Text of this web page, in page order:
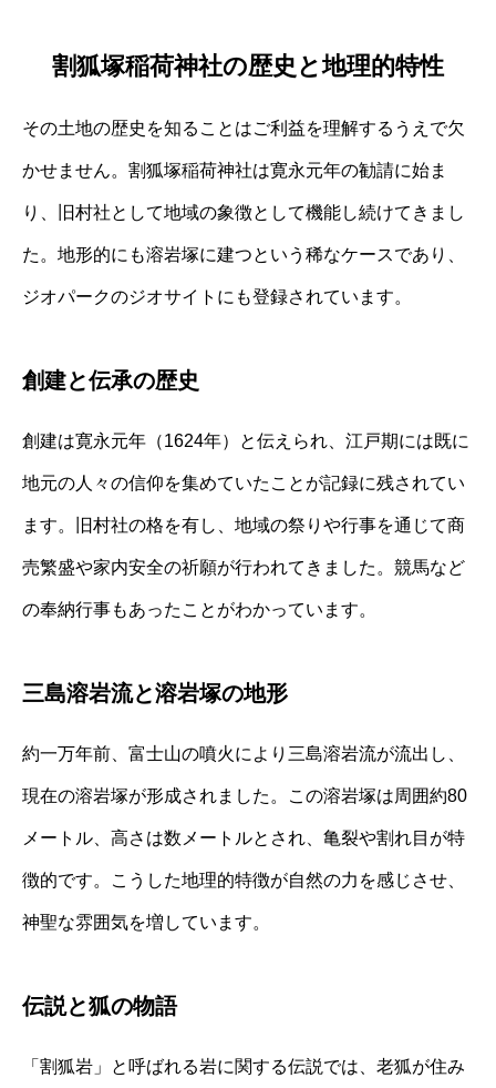
割狐塚稲荷神社の歴史と地理的特性
その土地の歴史を知ることはご利益を理解するうえで欠
かせません。割狐塚稲荷神社は寛永元年の勧請に始ま
り、旧村社として地域の象徴として機能し続けてきまし
た。地形的にも溶岩塚に建つという稀なケースであり、
ジオパークのジオサイトにも登録されています。
創建と伝承の歴史
創建は寛永元年（1624年）と伝えられ、江戸期には既に
地元の人々の信仰を集めていたことが記録に残されてい
ます。旧村社の格を有し、地域の祭りや行事を通じて商
売繁盛や家内安全の祈願が行われてきました。競馬など
の奉納行事もあったことがわかっています。
三島溶岩流と溶岩塚の地形
約一万年前、富士山の噴火により三島溶岩流が流出し、
現在の溶岩塚が形成されました。この溶岩塚は周囲約80
メートル、高さは数メートルとされ、亀裂や割れ目が特
徴的です。こうした地理的特徴が自然の力を感じさせ、
神聖な雰囲気を増しています。
伝説と狐の物語
「割狐岩」と呼ばれる岩に関する伝説では、老狐が住み